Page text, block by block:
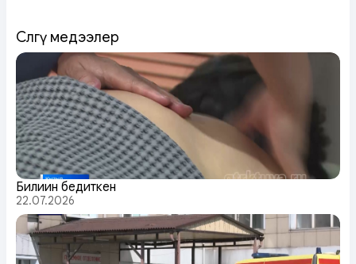
Сөөлгү медээлер
Билиин бедиткен
22.07.2026